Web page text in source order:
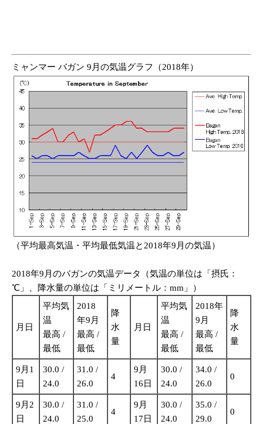
ミャンマー バガン 9月の気温グラフ（2018年）
（平均最高気温・平均最低気温と2018年9月の気温）
2018年9月のバガンの気温データ（気温の単位は「摂氏：
℃」、降水量の単位は「ミリメートル：mm」）
月日
平均気
温
最高 /
最低
2018
年9月
最高 /
最低
降
水
量
月日
平均気
温
最高 /
最低
2018年
9月
最高 /
最低
降
水
量
9月1
日
30.0 /
24.0
31.0 /
26.0
4
9月
16日
30.0 /
24.0
34.0 /
26.0
0
9月2
日
30.0 /
24.0
31.0 /
25.0
4
9月
17日
30.0 /
24.0
35.0 /
29.0
0